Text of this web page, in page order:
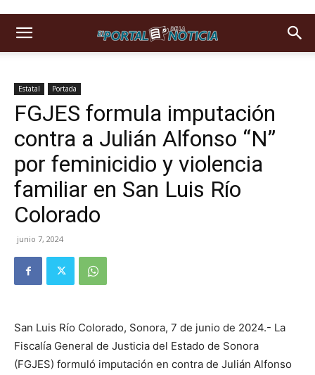
Estatal Portada
FGJES formula imputación
contra a Julián Alfonso “N”
por feminicidio y violencia
familiar en San Luis Río
Colorado
junio 7, 2024
San Luis Río Colorado, Sonora, 7 de junio de 2024.- La
Fiscalía General de Justicia del Estado de Sonora
(FGJES) formuló imputación en contra de Julián Alfonso